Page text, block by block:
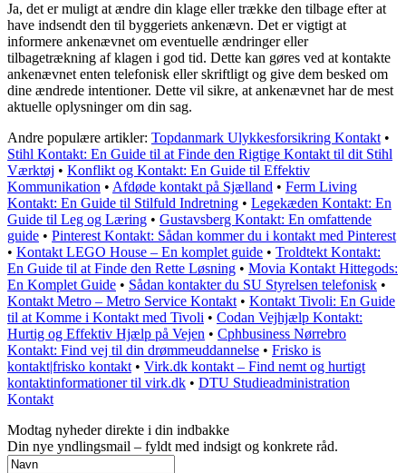
Ja, det er muligt at ændre din klage eller trække den tilbage efter at
have indsendt den til byggeriets ankenævn. Det er vigtigt at
informere ankenævnet om eventuelle ændringer eller
tilbagetrækning af klagen i god tid. Dette kan gøres ved at kontakte
ankenævnet enten telefonisk eller skriftligt og give dem besked om
dine ændrede intentioner. Dette vil sikre, at ankenævnet har de mest
aktuelle oplysninger om din sag.
Andre populære artikler: Topdanmark Ulykkesforsikring Kontakt•
Stihl Kontakt: En Guide til at Finde den Rigtige Kontakt til dit Stihl
Værktøj • Konflikt og Kontakt: En Guide til Effektiv
Kommunikation • Afdøde kontakt på Sjælland • Ferm Living
Kontakt: En Guide til Stilfuld Indretning • Legekæden Kontakt: En
Guide til Leg og Læring • Gustavsberg Kontakt: En omfattende
guide • Pinterest Kontakt: Sådan kommer du i kontakt med Pinterest
• Kontakt LEGO House – En komplet guide • Troldtekt Kontakt:
En Guide til at Finde den Rette Løsning • Movia Kontakt Hittegods:
En Komplet Guide • Sådan kontakter du SU Styrelsen telefonisk •
Kontakt Metro – Metro Service Kontakt• Kontakt Tivoli: En Guide
til at Komme i Kontakt med Tivoli • Codan Vejhjælp Kontakt:
Hurtig og Effektiv Hjælp på Vejen • Cphbusiness Nørrebro
Kontakt: Find vej til din drømmeuddannelse • Frisko is
kontakt|frisko kontakt• Virk.dk kontakt – Find nemt og hurtigt
kontaktinformationer til virk.dk • DTU Studieadministration
Kontakt
Modtag nyheder direkte i din indbakke
Din nye yndlingsmail – fyldt med indsigt og konkrete råd.